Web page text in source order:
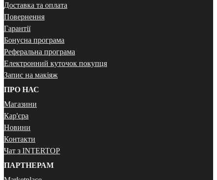
Доставка та оплата
Повернення
Гарантії
Бонусна програма
Реферальна програма
Електронний куточок покупця
Запис на макіяж
ПРО НАС
Магазини
Кар'єра
Новини
Контакти
Чат з INTERTOP
ПАРТНЕРАМ